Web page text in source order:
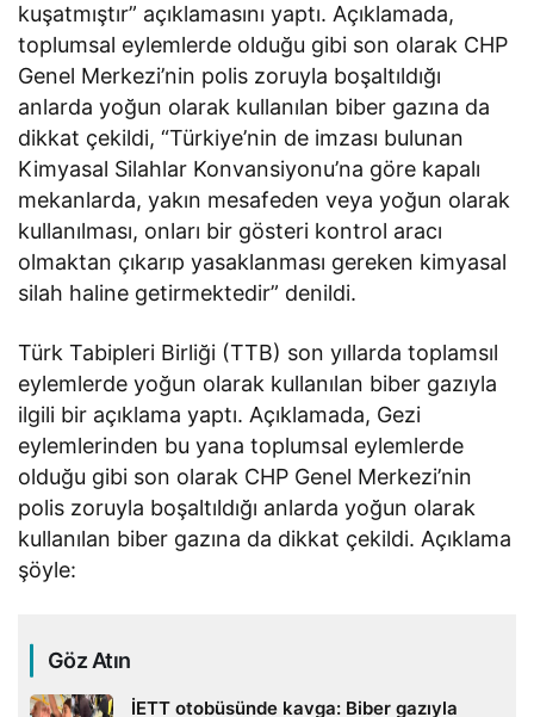
kuşatmıştır” açıklamasını yaptı. Açıklamada,
toplumsal eylemlerde olduğu gibi son olarak CHP
Genel Merkezi’nin polis zoruyla boşaltıldığı
anlarda yoğun olarak kullanılan biber gazına da
dikkat çekildi, “Türkiye’nin de imzası bulunan
Kimyasal Silahlar Konvansiyonu’na göre kapalı
mekanlarda, yakın mesafeden veya yoğun olarak
kullanılması, onları bir gösteri kontrol aracı
olmaktan çıkarıp yasaklanması gereken kimyasal
silah haline getirmektedir” denildi.
Türk Tabipleri Birliği (TTB) son yıllarda toplamsıl
eylemlerde yoğun olarak kullanılan biber gazıyla
ilgili bir açıklama yaptı. Açıklamada, Gezi
eylemlerinden bu yana toplumsal eylemlerde
olduğu gibi son olarak CHP Genel Merkezi’nin
polis zoruyla boşaltıldığı anlarda yoğun olarak
kullanılan biber gazına da dikkat çekildi. Açıklama
şöyle:
Göz Atın
İETT otobüsünde kavga: Biber gazıyla